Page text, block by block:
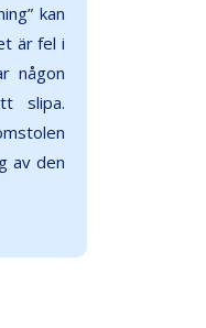
kan
är fel i
någon
slipa.
av den